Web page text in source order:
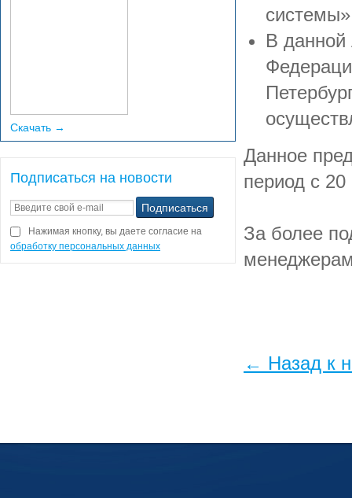
системы»
В данной
Данное
период с
За более
← Назад к
Скачать →
Подписаться на новости
Нажимая кнопку, вы даете согласие на
обработку персональных данных